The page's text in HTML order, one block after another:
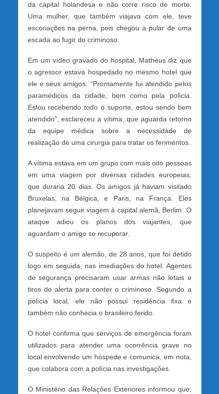
da capital holandesa e não corre risco de morte.
Uma mulher, que também viajava com ele, teve
escoriações na perna, pois chegou a pular de uma
escada ao fugir do criminoso.
Em um vídeo gravado do hospital, Matheus diz que
o agressor estava hospedado no mesmo hotel que
ele e seus amigos. “Prontamente fui atendido pelos
paramédicos da cidade, bem como pela polícia.
Estou recebendo todo o suporte, estou sendo bem
atendido”, esclareceu a vítima, que aguarda retorno
da equipe médica sobre a necessidade de
realização de uma cirurgia para tratar os ferimentos.
A vítima estava em um grupo com mais oito pessoas
em uma viagem por diversas cidades europeias,
que duraria 20 dias. Os amigos já haviam visitado
Bruxelas, na Bélgica, e Paris, na França. Eles
planejavam seguir viagem à capital alemã, Berlim. O
ataque adiou os planos dos viajantes, que
aguardam o amigo se recuperar.
O suspeito é um alemão, de 28 anos, que foi detido
logo em seguida, nas imediações do hotel. Agentes
de segurança precisaram usar armas não letais e
tiros de alerta para conter o criminoso. Segundo a
polícia local, ele não possui residência fixa e
também não conhecia o brasileiro ferido.
O hotel confirma que serviços de emergência foram
utilizados para atender uma ocorrência grave no
local envolvendo um hóspede e comunica, em nota,
que colabora com a polícia nas investigações.
O Ministério das Relações Exteriores informou que,